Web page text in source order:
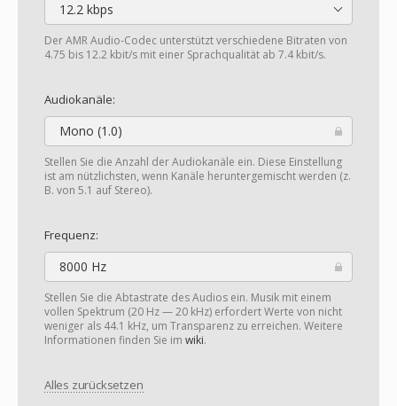
12.2 kbps
Der AMR Audio-Codec unterstützt verschiedene Bitraten von
4.75 bis 12.2 kbit/s mit einer Sprachqualität ab 7.4 kbit/s.
Audiokanäle:
Mono (1.0)
Stellen Sie die Anzahl der Audiokanäle ein. Diese Einstellung
ist am nützlichsten, wenn Kanäle heruntergemischt werden (z.
B. von 5.1 auf Stereo).
Frequenz:
8000 Hz
Stellen Sie die Abtastrate des Audios ein. Musik mit einem
vollen Spektrum (20 Hz — 20 kHz) erfordert Werte von nicht
weniger als 44.1 kHz, um Transparenz zu erreichen. Weitere
Informationen finden Sie im wiki.
Alles zurücksetzen